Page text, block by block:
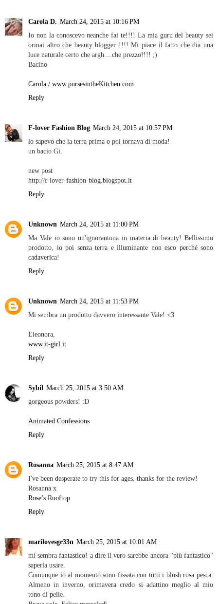
Carola D. March 24, 2015 at 10:16 PM
Io non la conoscevo neanche fai te!!!! La mia guru del beauty sei
ormai altro che beauty blogger !!!! Mi piace il fatto che dia una
luce naturale certo che argh....che prezzo!!!! ;)
Bacino
Carola / www.pursesintheKitchen.com
Reply
F-lover Fashion Blog March 24, 2015 at 10:57 PM
lo sapevo che la terra prima o poi tornava di moda!
un bacio Gi.
new post
http://f-lover-fashion-blog.blogspot.it
Reply
Unknown March 24, 2015 at 11:00 PM
Ma Vale io sono un'ignorantona in materia di beauty! Bellissimo
prodotto, io poi senza terra e illuminante non esco perché sono
cadaverica!
Reply
Unknown March 24, 2015 at 11:53 PM
Mi sembra un prodotto davvero interessante Vale! <3
Eleonora,
www.it-girl.it
Reply
Sybil March 25, 2015 at 3:50 AM
gorgeous powders! :D
Animated Confessions
Reply
Rosanna March 25, 2015 at 8:47 AM
I've been desperate to try this for ages, thanks for the review!
Rosanna x
Rose’s Rooftop
Reply
marilovesgr33n March 25, 2015 at 10:01 AM
mi sembra fantastico! a dire il vero sarebbe ancora "più fantastico"
saperla usare.
Comunque io al momento sono fissata con tutti i blush rosa pesca.
Almeno in inverno, orimavera credo si adattino meglio al mio
tono di pelle.